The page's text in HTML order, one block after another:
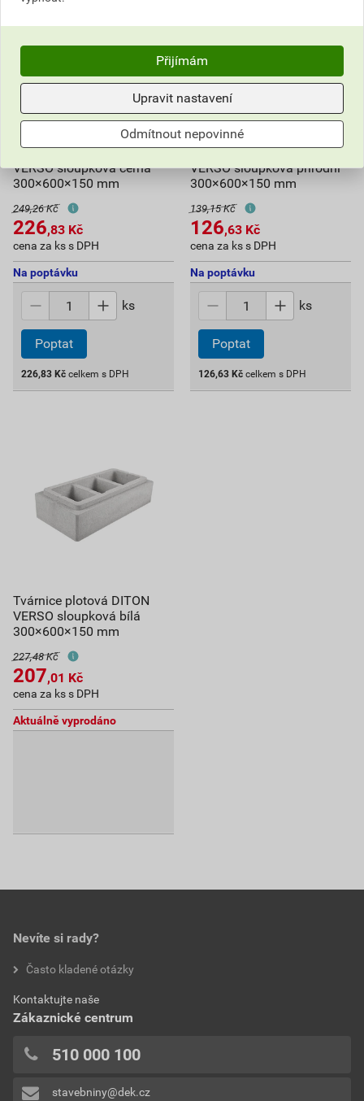
Tvárnice plotová DITON
VERSO sloupková černá
300×600×150 mm
249,26 Kč
226,83 Kč
cena za ks s DPH
Na poptávku
ks
Poptat
226,83 Kč celkem s DPH
Tvárnice plotová DITON
VERSO sloupková přírodní
300×600×150 mm
139,15 Kč
126,63 Kč
cena za ks s DPH
Na poptávku
ks
Poptat
126,63 Kč celkem s DPH
Tvárnice plotová DITON
VERSO sloupková bílá
300×600×150 mm
227,48 Kč
207,01 Kč
cena za ks s DPH
Aktuálně vyprodáno
Nevíte si rady?
Často kladené otázky
Kontaktujte naše
Zákaznické centrum
510 000 100
stavebniny@dek.cz
Přijímám
Upravit nastavení
Odmítnout nepovinné